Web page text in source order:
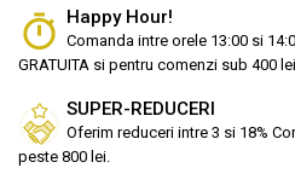
Happy Hour!
Comanda intre orele 13:00 si
GRATUITA si pentru comenzi sub 400 lei.
SUPER-REDUCERI
Oferim reduceri intre 3 si 18%
peste 800 lei.